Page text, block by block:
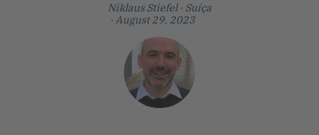
Niklaus Stiefel· Suíça
· August 29, 2023